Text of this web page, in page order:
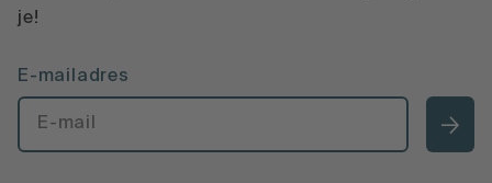
je!
E-mailadres